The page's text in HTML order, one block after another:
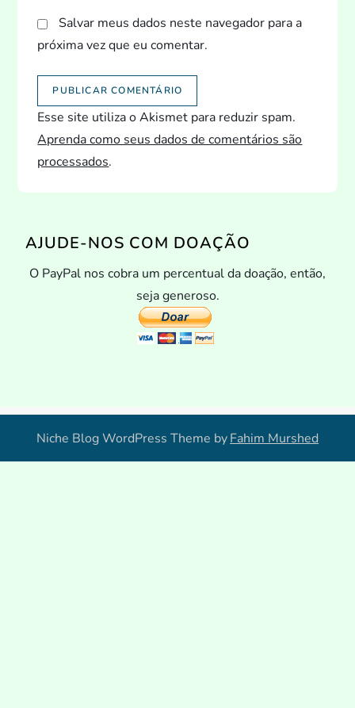
Salvar meus dados neste navegador para a
próxima vez que eu comentar.
Esse site utiliza o Akismet para reduzir spam.
Aprenda como seus dados de comentários são
processados.
AJUDE-NOS COM DOAÇÃO
O PayPal nos cobra um percentual da doação, então,
seja generoso.
Niche Blog WordPress Theme byFahim Murshed